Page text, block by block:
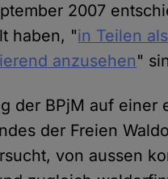
2007
haben, "in Teilen
anzusehen"
der BPjM auf einer
der Freien
von aussen